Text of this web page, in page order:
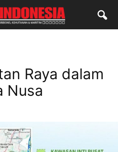
Raya dalam
Nusa